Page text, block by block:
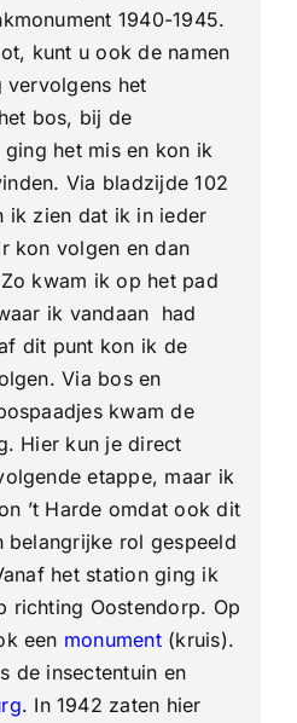
1940-1945.
kunt u ook de namen
vervolgens het
bos, bij de
het mis en kon ik
Via bladzijde 102
ik zien dat ik in ieder
kon volgen en dan
kwam ik op het pad
ik vandaan had
dit punt kon ik de
Via bos en
kwam de
Hier kun je direct
etappe, maar ik
’t Harde omdat ook dit
belangrijke rol gespeeld
het station ging ik
richting Oostendorp. Op
een monument(kruis).
de insectentuin en
. In 1942 zaten hier